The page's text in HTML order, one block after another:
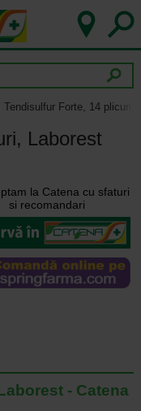
Tendisulfur Forte, 14 plicuri,
Laborest
la Catena cu sfaturi
si recomandari
- Catena